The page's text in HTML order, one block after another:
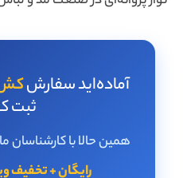
آماده‌اید سفارشکش
ثبت
همین حالا با کارشناسان
رایگان + تخفیف